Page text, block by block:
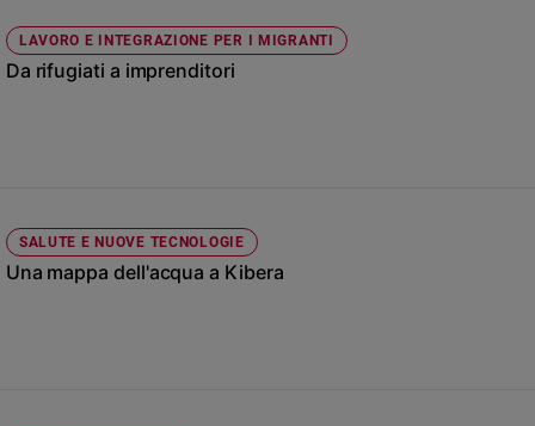
Papa
Chiesa
Santi
Devozione
LAVORO E INTEGRAZIONE PER I MIGRANTI
Da rifugiati a imprenditori
SALUTE E NUOVE TECNOLOGIE
Una mappa dell'acqua a Kibera